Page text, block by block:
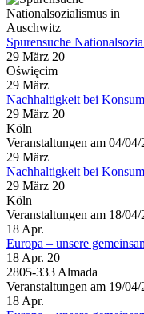
Spurensuche
29 März 20
Oświęcim
29 März
Nachhaltigkeit bei
29 März 20
Köln
Veranstaltungen am 04/04/
29 März
Nachhaltigkeit bei
29 März 20
Köln
Veranstaltungen am 18/04/
18 Apr.
Europa – unsere
18 Apr. 20
2805-333 Almada
Veranstaltungen am 19/04/
18 Apr.